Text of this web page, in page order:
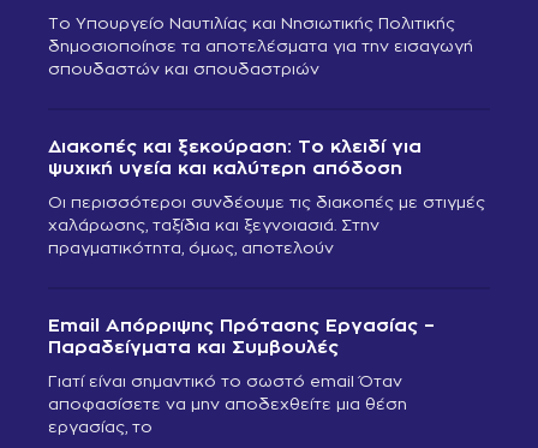
Το Υπουργείο Ναυτιλίας και Νησιωτικής Πολιτικής
δημοσιοποίησε τα αποτελέσματα για την εισαγωγή
σπουδαστών και σπουδαστριών
Διακοπές και ξεκούραση: Το κλειδί για
ψυχική υγεία και καλύτερη απόδοση
Οι περισσότεροι συνδέουμε τις διακοπές με στιγμές
χαλάρωσης, ταξίδια και ξεγνοιασιά. Στην
πραγματικότητα, όμως, αποτελούν
Email Απόρριψης Πρότασης Εργασίας –
Παραδείγματα και Συμβουλές
Γιατί είναι σημαντικό το σωστό email Όταν
αποφασίσετε να μην αποδεχθείτε μια θέση
εργασίας, το